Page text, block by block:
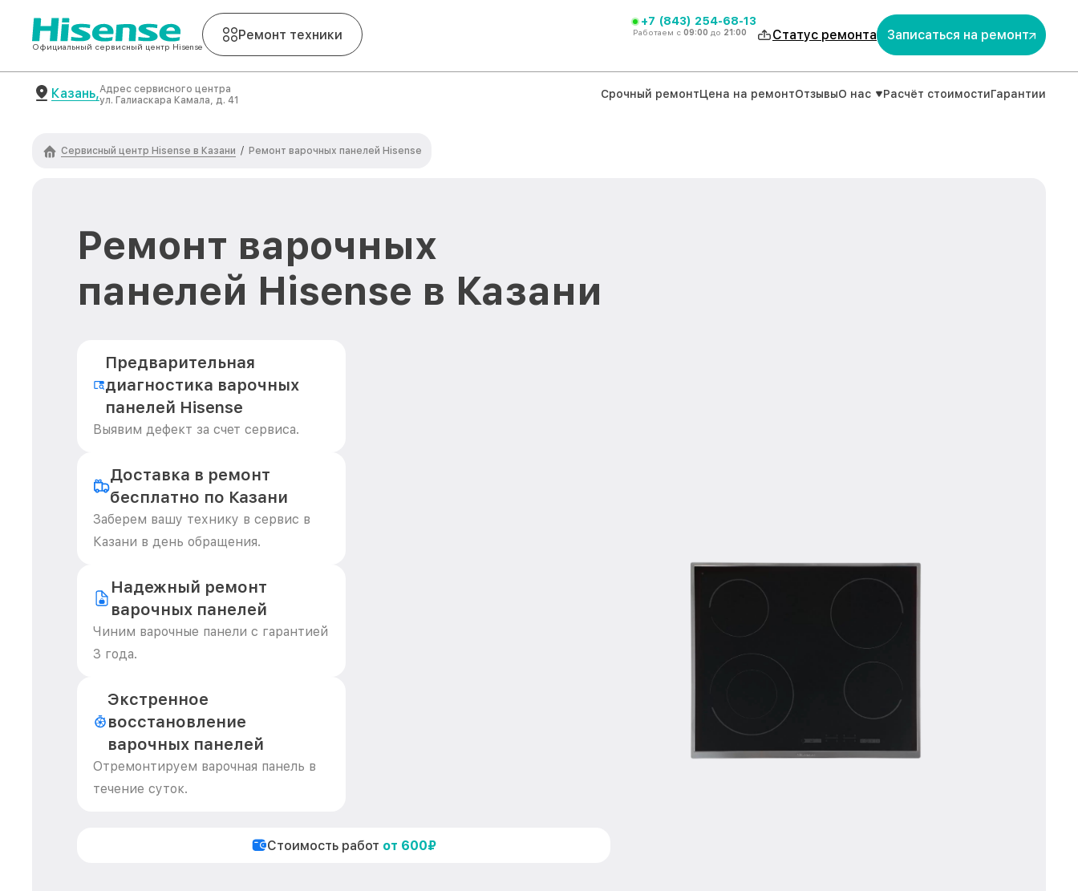
Официальный сервисный центр Hisense
Ремонт техники
+7 (843) 254-68-13
Работаем с 09:00 до 21:00 Статус ремонта Записаться на ремонт
Казань,Адрес сервисного центра
ул. Галиаскара Камала, д. 41
Срочный ремонтЦена на ремонтОтзывыО нас Расчёт стоимостиГарантии
Сервисный центр Hisense в Казани / Ремонт варочных панелей Hisense
Ремонт варочных
панелей Hisense в Казани
Предварительная
диагностика варочных
панелей Hisense
Выявим дефект за счет сервиса.
Доставка в ремонт
бесплатно по Казани
Заберем вашу технику в сервис в
Казани в день обращения.
Надежный ремонт
варочных панелей
Чиним варочные панели с гарантией
3 года.
Экстренное
восстановление
варочных панелей
Отремонтируем варочная панель в
течение суток.
Стоимость работ от 600₽